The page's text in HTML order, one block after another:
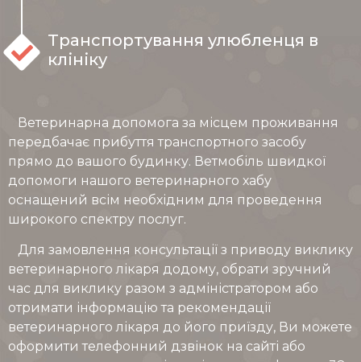
Транспортування улюбленця в
клініку
Ветеринарна допомога за місцем проживання
передбачає прибуття транспортного засобу
прямо до вашого будинку. Ветмобіль швидкої
допомоги нашого ветеринарного хабу
оснащений всім необхідним для проведення
широкого спектру послуг.
Для замовлення консультації з приводу виклику
ветеринарного лікаря додому, обрати зручний
час для виклику разом з адміністратором або
отримати інформацію та рекомендації
ветеринарного лікаря до його приїзду, Ви можете
оформити телефонний дзвінок на сайті або